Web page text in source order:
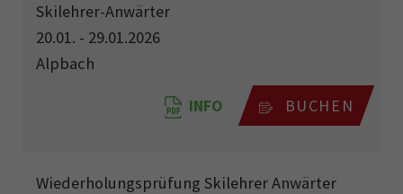
Skilehrer-Anwärter
20.01. - 29.01.2026
Alpbach
INFO BUCHEN
Wiederholungsprüfung Skilehrer Anwärter